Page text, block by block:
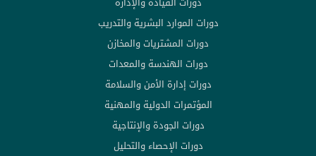
دورات الموارد البشرية والتدريب
دورات المشتريات والمخازن
دورات الهندسة والمعدات
دورات إدارة الأمن والسلامة
المؤتمرات الدولية والمهنية
دورات الجودة والإنتاجية
دورات الإحصاء والتحليل